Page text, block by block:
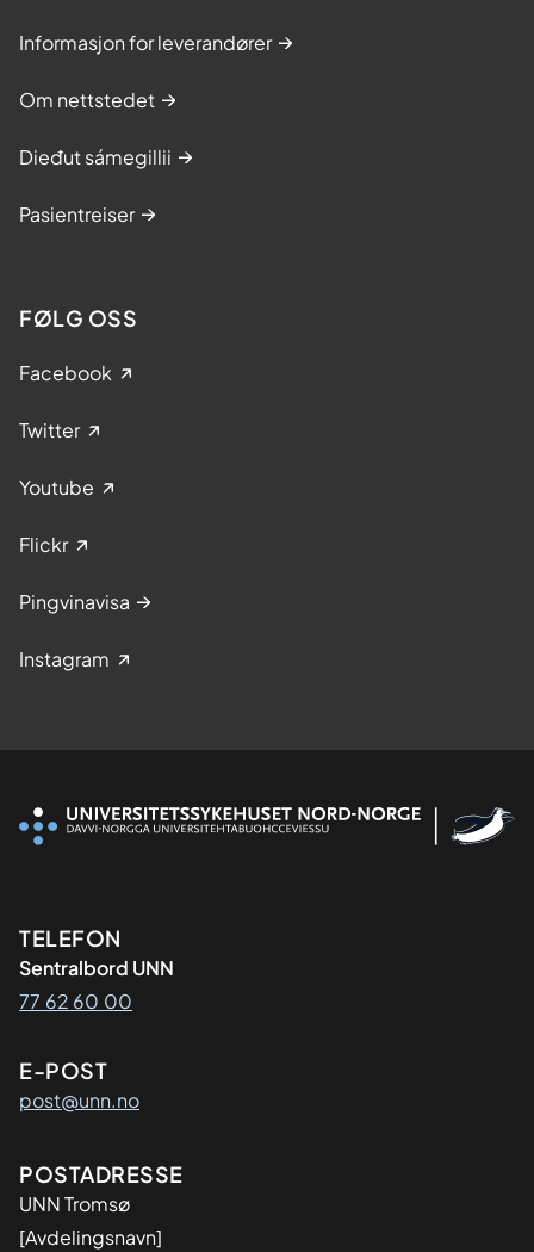
Informasjon for leverandører
Om nettstedet
Dieđut sámegillii
Pasientreiser
FØLG OSS
Facebook
Twitter
Youtube
Flickr
Pingvinavisa
Instagram
Kontaktinformasjon
TELEFON
Sentralbord UNN
77 62 60 00
E-POST
post@unn.no
Adresse
POSTADRESSE
UNN Tromsø
[Avdelingsnavn]